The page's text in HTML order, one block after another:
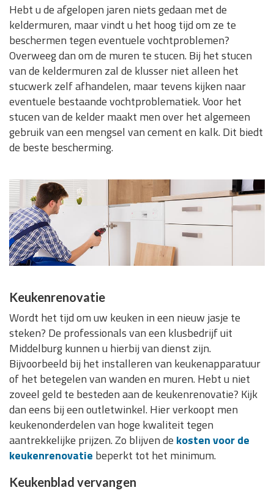
Hebt u de afgelopen jaren niets gedaan met de
keldermuren, maar vindt u het hoog tijd om ze te
beschermen tegen eventuele vochtproblemen?
Overweeg dan om de muren te stucen. Bij het stucen
van de keldermuren zal de klusser niet alleen het
stucwerk zelf afhandelen, maar tevens kijken naar
eventuele bestaande vochtproblematiek. Voor het
stucen van de kelder maakt men over het algemeen
gebruik van een mengsel van cement en kalk. Dit biedt
de beste bescherming.
Keukenrenovatie
Wordt het tijd om uw keuken in een nieuw jasje te
steken? De professionals van een klusbedrijf uit
Middelburg kunnen u hierbij van dienst zijn.
Bijvoorbeeld bij het installeren van keukenapparatuur
of het betegelen van wanden en muren. Hebt u niet
zoveel geld te besteden aan de keukenrenovatie? Kijk
dan eens bij een outletwinkel. Hier verkoopt men
keukenonderdelen van hoge kwaliteit tegen
aantrekkelijke prijzen. Zo blijven de kosten voor de
keukenrenovatie beperkt tot het minimum.
Keukenblad vervangen